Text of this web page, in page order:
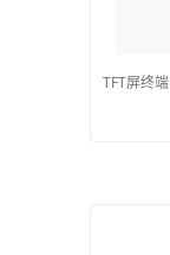
TFT屏终端